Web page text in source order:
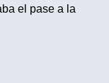
el pase a la